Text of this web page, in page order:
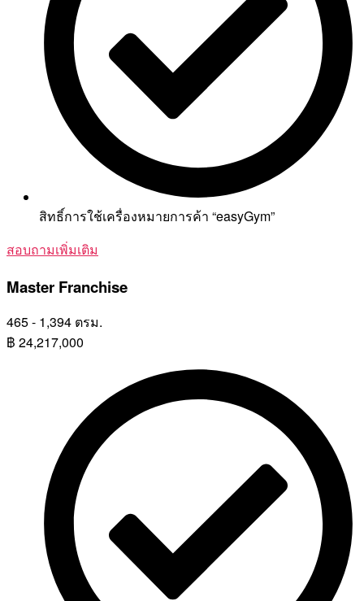
สิทธิ์การใช้เครื่องหมายการค้า “easyGym”
สอบถามเพิ่มเติม
Master Franchise
465 - 1,394 ตรม.
฿ 24,217,000